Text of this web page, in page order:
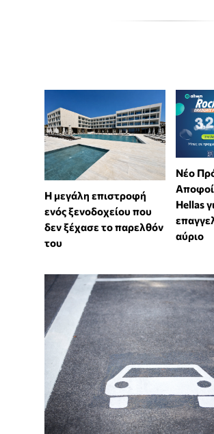
Η μεγάλη επιστροφή
ενός ξενοδοχείου που
δεν ξέχασε το παρελθόν
του
Νέο
Hellas
αύριο